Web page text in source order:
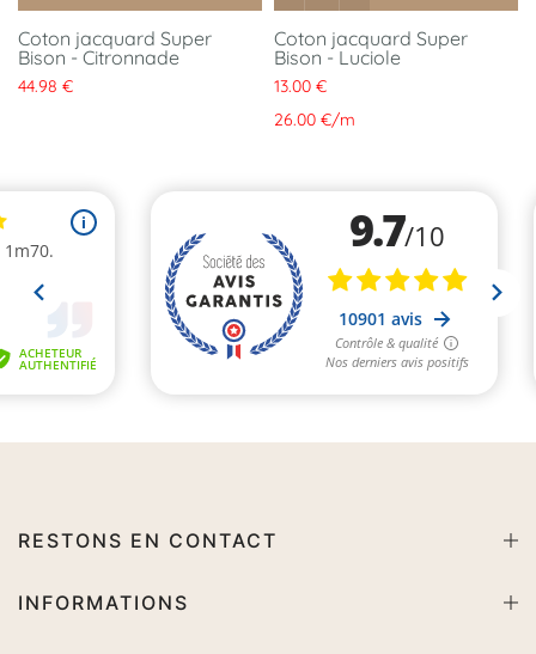
Coton jacquard Super
Bison - Citronnade
44.98 €
Coton jacquard Super
Bison - Luciole
13.00 €
26.00 €/m
RESTONS EN CONTACT
INFORMATIONS